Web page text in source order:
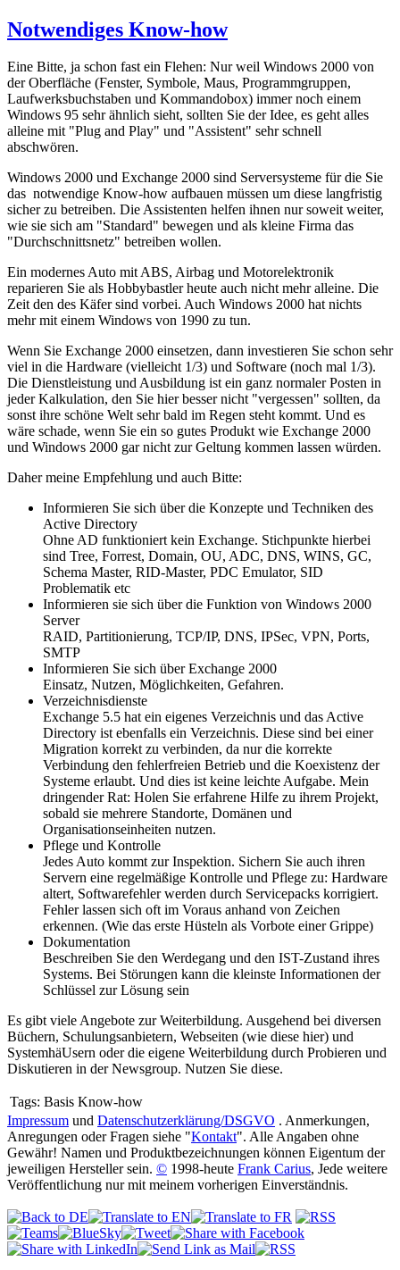
Notwendiges Know-how
Eine Bitte, ja schon fast ein Flehen: Nur weil Windows 2000 von
der Oberfläche (Fenster, Symbole, Maus, Programmgruppen,
Laufwerksbuchstaben und Kommandobox) immer noch einem
Windows 95 sehr ähnlich sieht, sollten Sie der Idee, es geht alles
alleine mit "Plug and Play" und "Assistent" sehr schnell
abschwören.
Windows 2000 und Exchange 2000 sind Serversysteme für die Sie
das notwendige Know-how aufbauen müssen um diese langfristig
sicher zu betreiben. Die Assistenten helfen ihnen nur soweit weiter,
wie sie sich am "Standard" bewegen und als kleine Firma das
"Durchschnittsnetz" betreiben wollen.
Ein modernes Auto mit ABS, Airbag und Motorelektronik
reparieren Sie als Hobbybastler heute auch nicht mehr alleine. Die
Zeit den des Käfer sind vorbei. Auch Windows 2000 hat nichts
mehr mit einem Windows von 1990 zu tun.
Wenn Sie Exchange 2000 einsetzen, dann investieren Sie schon sehr
viel in die Hardware (vielleicht 1/3) und Software (noch mal 1/3).
Die Dienstleistung und Ausbildung ist ein ganz normaler Posten in
jeder Kalkulation, den Sie hier besser nicht "vergessen" sollten, da
sonst ihre schöne Welt sehr bald im Regen steht kommt. Und es
wäre schade, wenn Sie ein so gutes Produkt wie Exchange 2000
und Windows 2000 gar nicht zur Geltung kommen lassen würden.
Daher meine Empfehlung und auch Bitte:
Informieren Sie sich über die Konzepte und Techniken des
Active Directory
Ohne AD funktioniert kein Exchange. Stichpunkte hierbei
sind Tree, Forrest, Domain, OU, ADC, DNS, WINS, GC,
Schema Master, RID-Master, PDC Emulator, SID
Problematik etc
Informieren sie sich über die Funktion von Windows 2000
Server
RAID, Partitionierung, TCP/IP, DNS, IPSec, VPN, Ports,
SMTP
Informieren Sie sich über Exchange 2000
Einsatz, Nutzen, Möglichkeiten, Gefahren.
Verzeichnisdienste
Exchange 5.5 hat ein eigenes Verzeichnis und das Active
Directory ist ebenfalls ein Verzeichnis. Diese sind bei einer
Migration korrekt zu verbinden, da nur die korrekte
Verbindung den fehlerfreien Betrieb und die Koexistenz der
Systeme erlaubt. Und dies ist keine leichte Aufgabe. Mein
dringender Rat: Holen Sie erfahrene Hilfe zu ihrem Projekt,
sobald sie mehrere Standorte, Domänen und
Organisationseinheiten nutzen.
Pflege und Kontrolle
Jedes Auto kommt zur Inspektion. Sichern Sie auch ihren
Servern eine regelmäßige Kontrolle und Pflege zu: Hardware
altert, Softwarefehler werden durch Servicepacks korrigiert.
Fehler lassen sich oft im Voraus anhand von Zeichen
erkennen. (Wie das erste Hüsteln als Vorbote einer Grippe)
Dokumentation
Beschreiben Sie den Werdegang und den IST-Zustand ihres
Systems. Bei Störungen kann die kleinste Informationen der
Schlüssel zur Lösung sein
Es gibt viele Angebote zur Weiterbildung. Ausgehend bei diversen
Büchern, Schulungsanbietern, Webseiten (wie diese hier) und
SystemhäUsern oder die eigene Weiterbildung durch Probieren und
Diskutieren in der Newsgroup. Nutzen Sie diese.
Tags: Basis Know-how
Impressum und Datenschutzerklärung/DSGVO . Anmerkungen,
Anregungen oder Fragen siehe "Kontakt". Alle Angaben ohne
Gewähr! Namen und Produktbezeichnungen können Eigentum der
jeweiligen Hersteller sein. © 1998-heute Frank Carius, Jede weitere
Veröffentlichung nur mit meinem vorherigen Einverständnis.